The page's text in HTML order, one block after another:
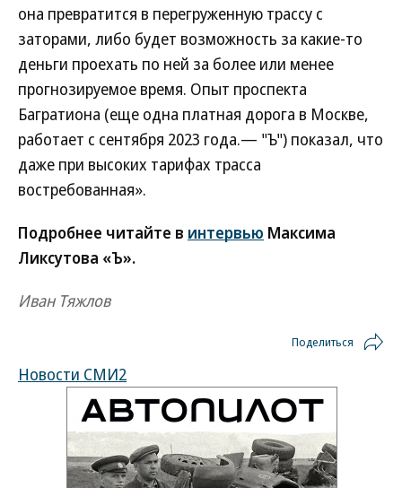
она превратится в перегруженную трассу с
заторами, либо будет возможность за какие-то
деньги проехать по ней за более или менее
прогнозируемое время. Опыт проспекта
Багратиона (еще одна платная дорога в Москве,
работает с сентября 2023 года.— "Ъ") показал, что
даже при высоких тарифах трасса
востребованная».
Подробнее читайте в интервью Максима
Ликсутова «Ъ».
Иван Тяжлов
Поделиться
Новости СМИ2